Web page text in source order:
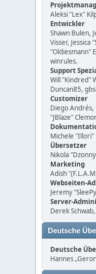
Aleksi "Lex"
Entwickler
Shawn Bulen,
Visser,
"Oldiesmann"
winrules.
Support
Will "Kindred"
Duncan85,
Customizer
Diego Andrés,
"JBlaze"
Michele "Illori"
Übersetzer
Nikola
Marketing
Adish
Webseiten-
Jeremy
Server-
Derek
Deutsche
Deutsche
Hannes